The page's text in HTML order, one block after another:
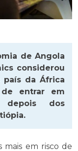
de Angola
considerou
da África
de entrar em
depois dos
mais em risco de